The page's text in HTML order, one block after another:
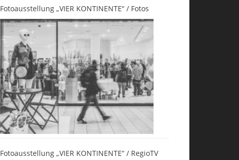
Fotoausstellung „VIER KONTINENTE“ / Fotos
Fotoausstellung „VIER KONTINENTE“ / RegioTV